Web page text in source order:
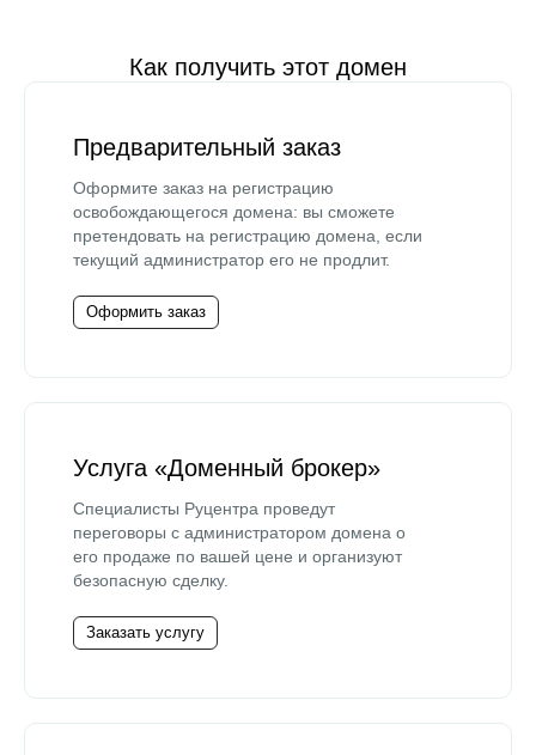
Как получить этот домен
Предварительный заказ
Оформите заказ на регистрацию
освобождающегося домена: вы сможете
претендовать на регистрацию домена, если
текущий администратор его не продлит.
Оформить заказ
Услуга «Доменный брокер»
Специалисты Руцентра проведут
переговоры с администратором домена о
его продаже по вашей цене и организуют
безопасную сделку.
Заказать услугу